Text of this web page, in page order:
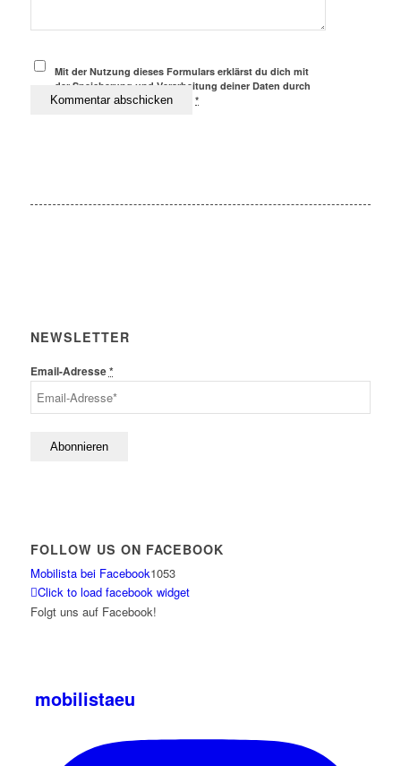
Mit der Nutzung dieses Formulars erklärst du dich mit
der Speicherung und Verarbeitung deiner Daten durch
diese Website einverstanden.*
NEWSLETTER
Email-Adresse*
FOLLOW US ON FACEBOOK
Mobilista bei Facebook1053
Click to load facebook widget
Folgt uns auf Facebook!
mobilistaeu